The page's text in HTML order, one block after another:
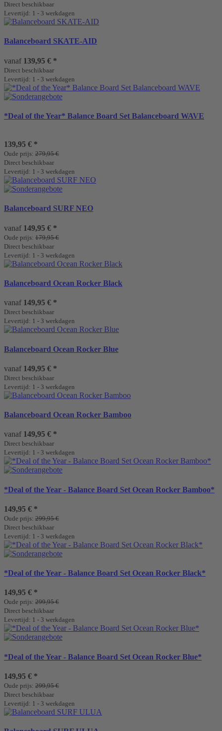
Direct beschikbaar
Levertijd: 1 - 3 werkdagen
Balanceboard SKATE-AID
vanaf 139,95 € *
Direct beschikbaar
Levertijd: 1 - 3 werkdagen
*Deal of the Year* Balance Board Set Balanceboard WAVE
139,95 € *
Oude prijs: 279,95 €
Direct beschikbaar
Levertijd: 1 - 3 werkdagen
Balanceboard SURF NEO
vanaf 149,95 € *
Oude prijs: 179,95 €
Direct beschikbaar
Levertijd: 1 - 3 werkdagen
Balanceboard Ocean Rocker Black
vanaf 149,95 € *
Direct beschikbaar
Levertijd: 1 - 3 werkdagen
Balanceboard Ocean Rocker Blue
vanaf 149,95 € *
Direct beschikbaar
Levertijd: 1 - 3 werkdagen
Balanceboard Ocean Rocker Bamboo
vanaf 149,95 € *
Direct beschikbaar
Levertijd: 1 - 3 werkdagen
*Deal of the Year - Balance Board Set Ocean Rocker Bamboo*
149,95 € *
Oude prijs: 299,95 €
Direct beschikbaar
Levertijd: 1 - 3 werkdagen
*Deal of the Year - Balance Board Set Ocean Rocker Black*
149,95 € *
Oude prijs: 299,95 €
Direct beschikbaar
Levertijd: 1 - 3 werkdagen
*Deal of the Year - Balance Board Set Ocean Rocker Blue*
149,95 € *
Oude prijs: 299,95 €
Direct beschikbaar
Levertijd: 1 - 3 werkdagen